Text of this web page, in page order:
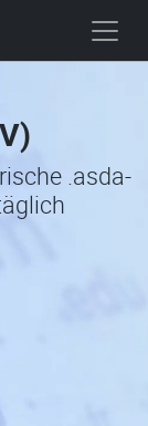
.asda-